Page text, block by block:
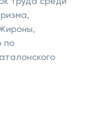
по